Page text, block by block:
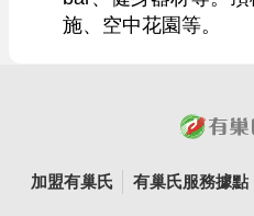
施、空中花園等。
加盟有巢氏 有巢氏服務據點